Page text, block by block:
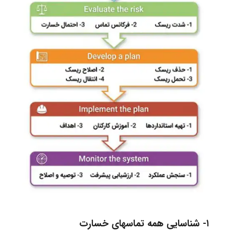
۱- شناسایی همه تماسهای خسارت